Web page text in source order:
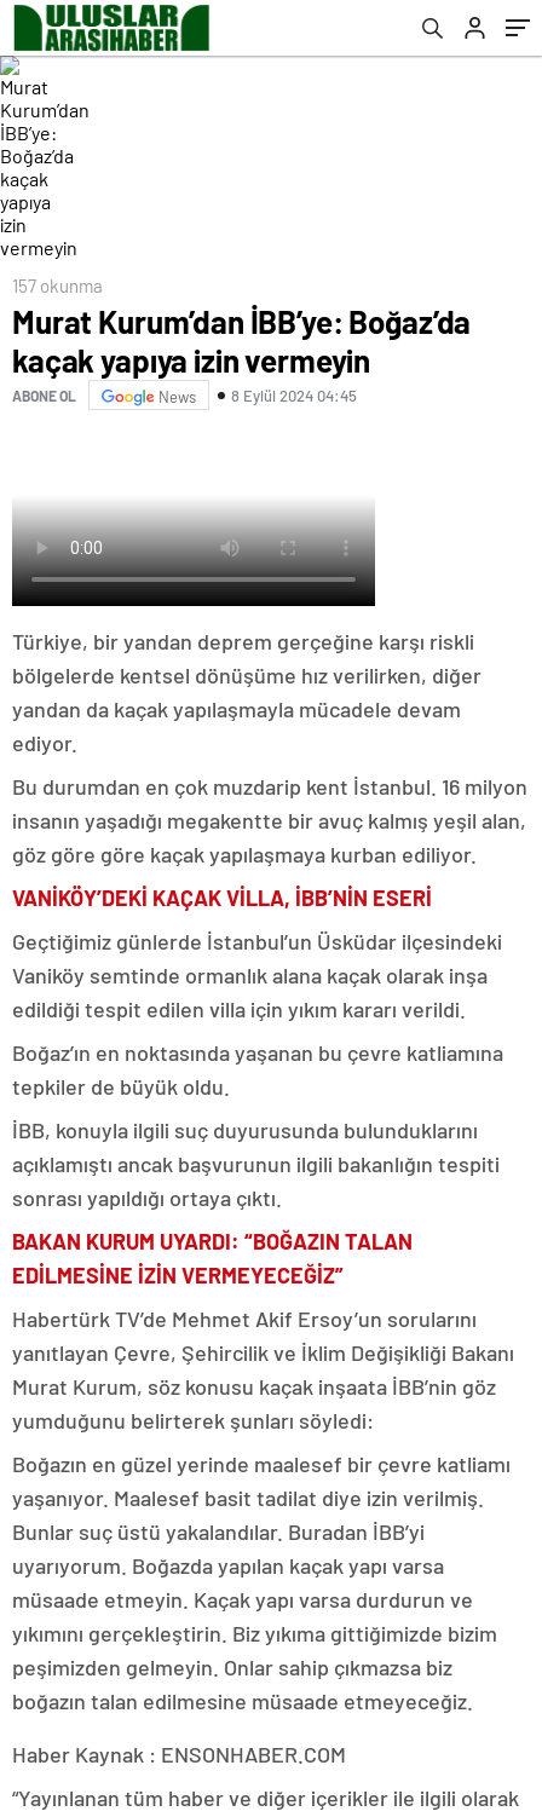
157 okunma
Murat Kurum’dan İBB’ye: Boğaz’da
kaçak yapıya izin vermeyin
ABONE OL News 8 Eylül 2024 04:45
Türkiye, bir yandan deprem gerçeğine karşı riskli
bölgelerde kentsel dönüşüme hız verilirken, diğer
yandan da kaçak yapılaşmayla mücadele devam
ediyor.
Bu durumdan en çok muzdarip kent İstanbul. 16 milyon
insanın yaşadığı megakentte bir avuç kalmış yeşil alan,
göz göre göre kaçak yapılaşmaya kurban ediliyor.
VANİKÖY’DEKİ KAÇAK VİLLA, İBB’NİN ESERİ
Geçtiğimiz günlerde İstanbul’un Üsküdar ilçesindeki
Vaniköy semtinde ormanlık alana kaçak olarak inşa
edildiği tespit edilen villa için yıkım kararı verildi.
Boğaz’ın en noktasında yaşanan bu çevre katliamına
tepkiler de büyük oldu.
İBB, konuyla ilgili suç duyurusunda bulunduklarını
açıklamıştı ancak başvurunun ilgili bakanlığın tespiti
sonrası yapıldığı ortaya çıktı.
BAKAN KURUM UYARDI: “BOĞAZIN TALAN
EDİLMESİNE İZİN VERMEYECEĞİZ”
Habertürk TV’de Mehmet Akif Ersoy’un sorularını
yanıtlayan Çevre, Şehircilik ve İklim Değişikliği Bakanı
Murat Kurum, söz konusu kaçak inşaata İBB’nin göz
yumduğunu belirterek şunları söyledi:
Boğazın en güzel yerinde maalesef bir çevre katliamı
yaşanıyor. Maalesef basit tadilat diye izin verilmiş.
Bunlar suç üstü yakalandılar. Buradan İBB’yi
uyarıyorum. Boğazda yapılan kaçak yapı varsa
müsaade etmeyin. Kaçak yapı varsa durdurun ve
yıkımını gerçekleştirin. Biz yıkıma gittiğimizde bizim
peşimizden gelmeyin. Onlar sahip çıkmazsa biz
boğazın talan edilmesine müsaade etmeyeceğiz.
Haber Kaynak : ENSONHABER.COM
“Yayınlanan tüm haber ve diğer içerikler ile ilgili olarak